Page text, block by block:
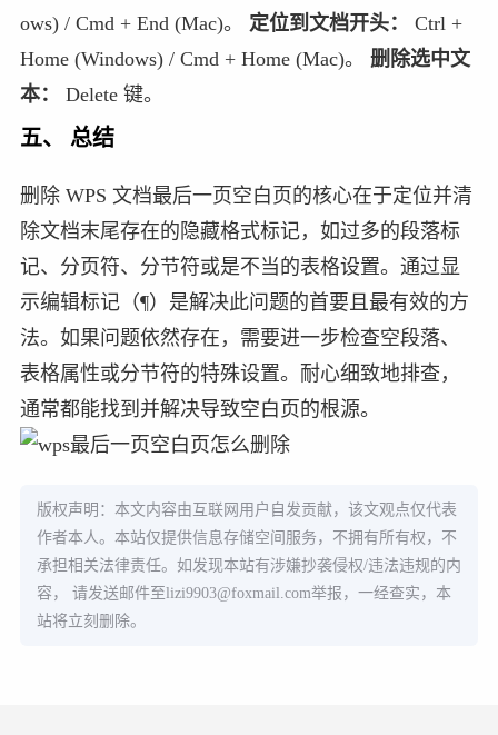
ows) / Cmd + End (Mac)。 定位到文档开头：
Ctrl +
Home (Windows) / Cmd + Home (Mac)。 删除选中文
本：
Delete 键。
五、 总结
删除 WPS 文档最后一页空白页的核心在于定位并清
除文档末尾存在的隐藏格式标记，如过多的段落标
记、分页符、分节符或是不当的表格设置。通过显
示编辑标记（¶）是解决此问题的首要且最有效的方
法。如果问题依然存在，需要进一步检查空段落、
表格属性或分节符的特殊设置。耐心细致地排查，
通常都能找到并解决导致空白页的根源。
版权声明：本文内容由互联网用户自发贡献，该文观点仅代表
作者本人。本站仅提供信息存储空间服务，不拥有所有权，不
承担相关法律责任。如发现本站有涉嫌抄袭侵权/违法违规的内
容， 请发送邮件至lizi9903@foxmail.com举报，一经查实，本
站将立刻删除。